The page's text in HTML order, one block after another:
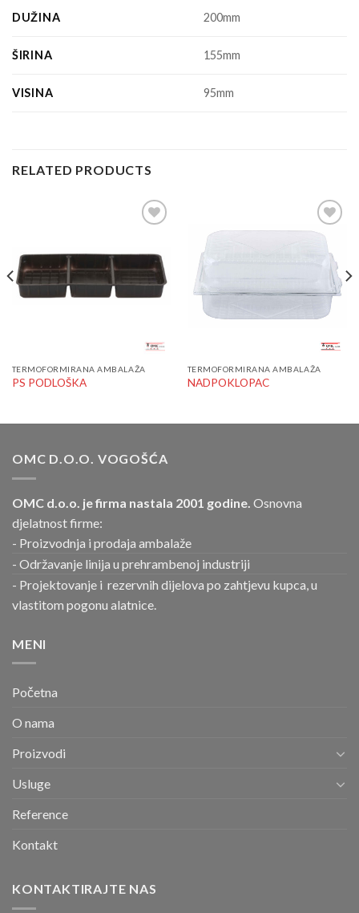
DUŽINA 200mm
ŠIRINA 155mm
VISINA 95mm
RELATED PRODUCTS
TERMOFORMIRANA AMBALAŽA
PS PODLOŠKA
Add to
Wishlist
TERMOFORMIRANA AMBALAŽA
NADPOKLOPAC
OMC D.O.O. VOGOŠĆA
OMC d.o.o. je firma nastala 2001 godine. Osnovna
djelatnost firme:
- Proizvodnja i prodaja ambalaže
- Održavanje linija u prehrambenoj industriji
- Projektovanje i rezervnih dijelova po zahtjevu kupca, u
vlastitom pogonu alatnice.
MENI
Početna
O nama
Proizvodi
Usluge
Reference
Kontakt
KONTAKTIRAJTE NAS